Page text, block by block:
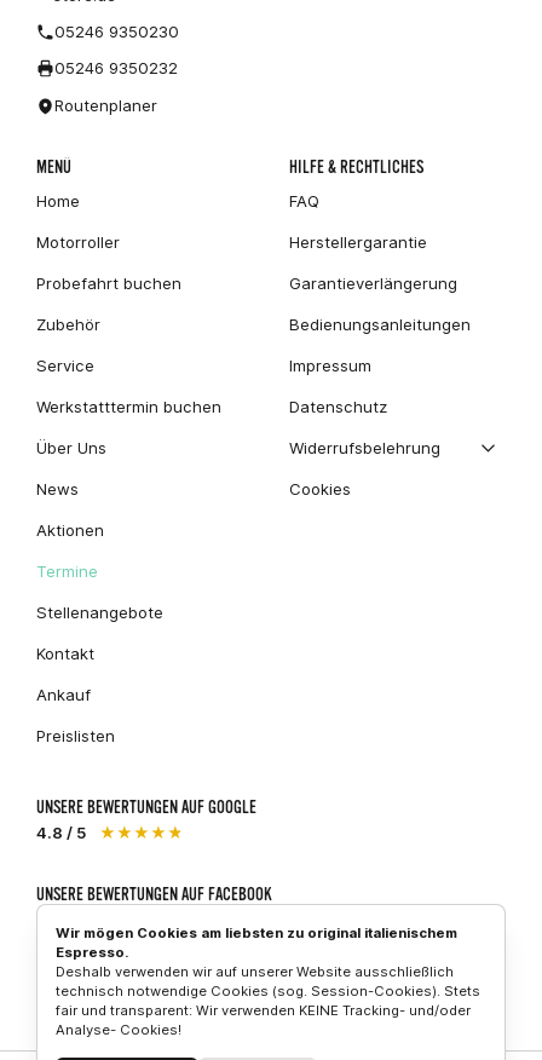
05246 9350230
05246 9350232
Routenplaner
MENÜ
Home
Motorroller
Probefahrt buchen
Zubehör
Service
Werkstatttermin buchen
Über Uns
News
Aktionen
Termine
Stellenangebote
Kontakt
Ankauf
Preislisten
HILFE & RECHTLICHES
FAQ
Herstellergarantie
Garantieverlängerung
Bedienungsanleitungen
Impressum
Datenschutz
Widerrufsbelehrung
Cookies
UNSERE BEWERTUNGEN AUF GOOGLE
4.8 / 5
★★★★★
UNSERE BEWERTUNGEN AUF FACEBOOK
Vespa
Piaggio
Wir mögen Cookies am liebsten zu original italienischem
Espresso.
Deshalb verwenden wir auf unserer Website ausschließlich
technisch notwendige Cookies (sog. Session-Cookies). Stets
fair und transparent: Wir verwenden KEINE Tracking- und/oder
Analyse- Cookies!